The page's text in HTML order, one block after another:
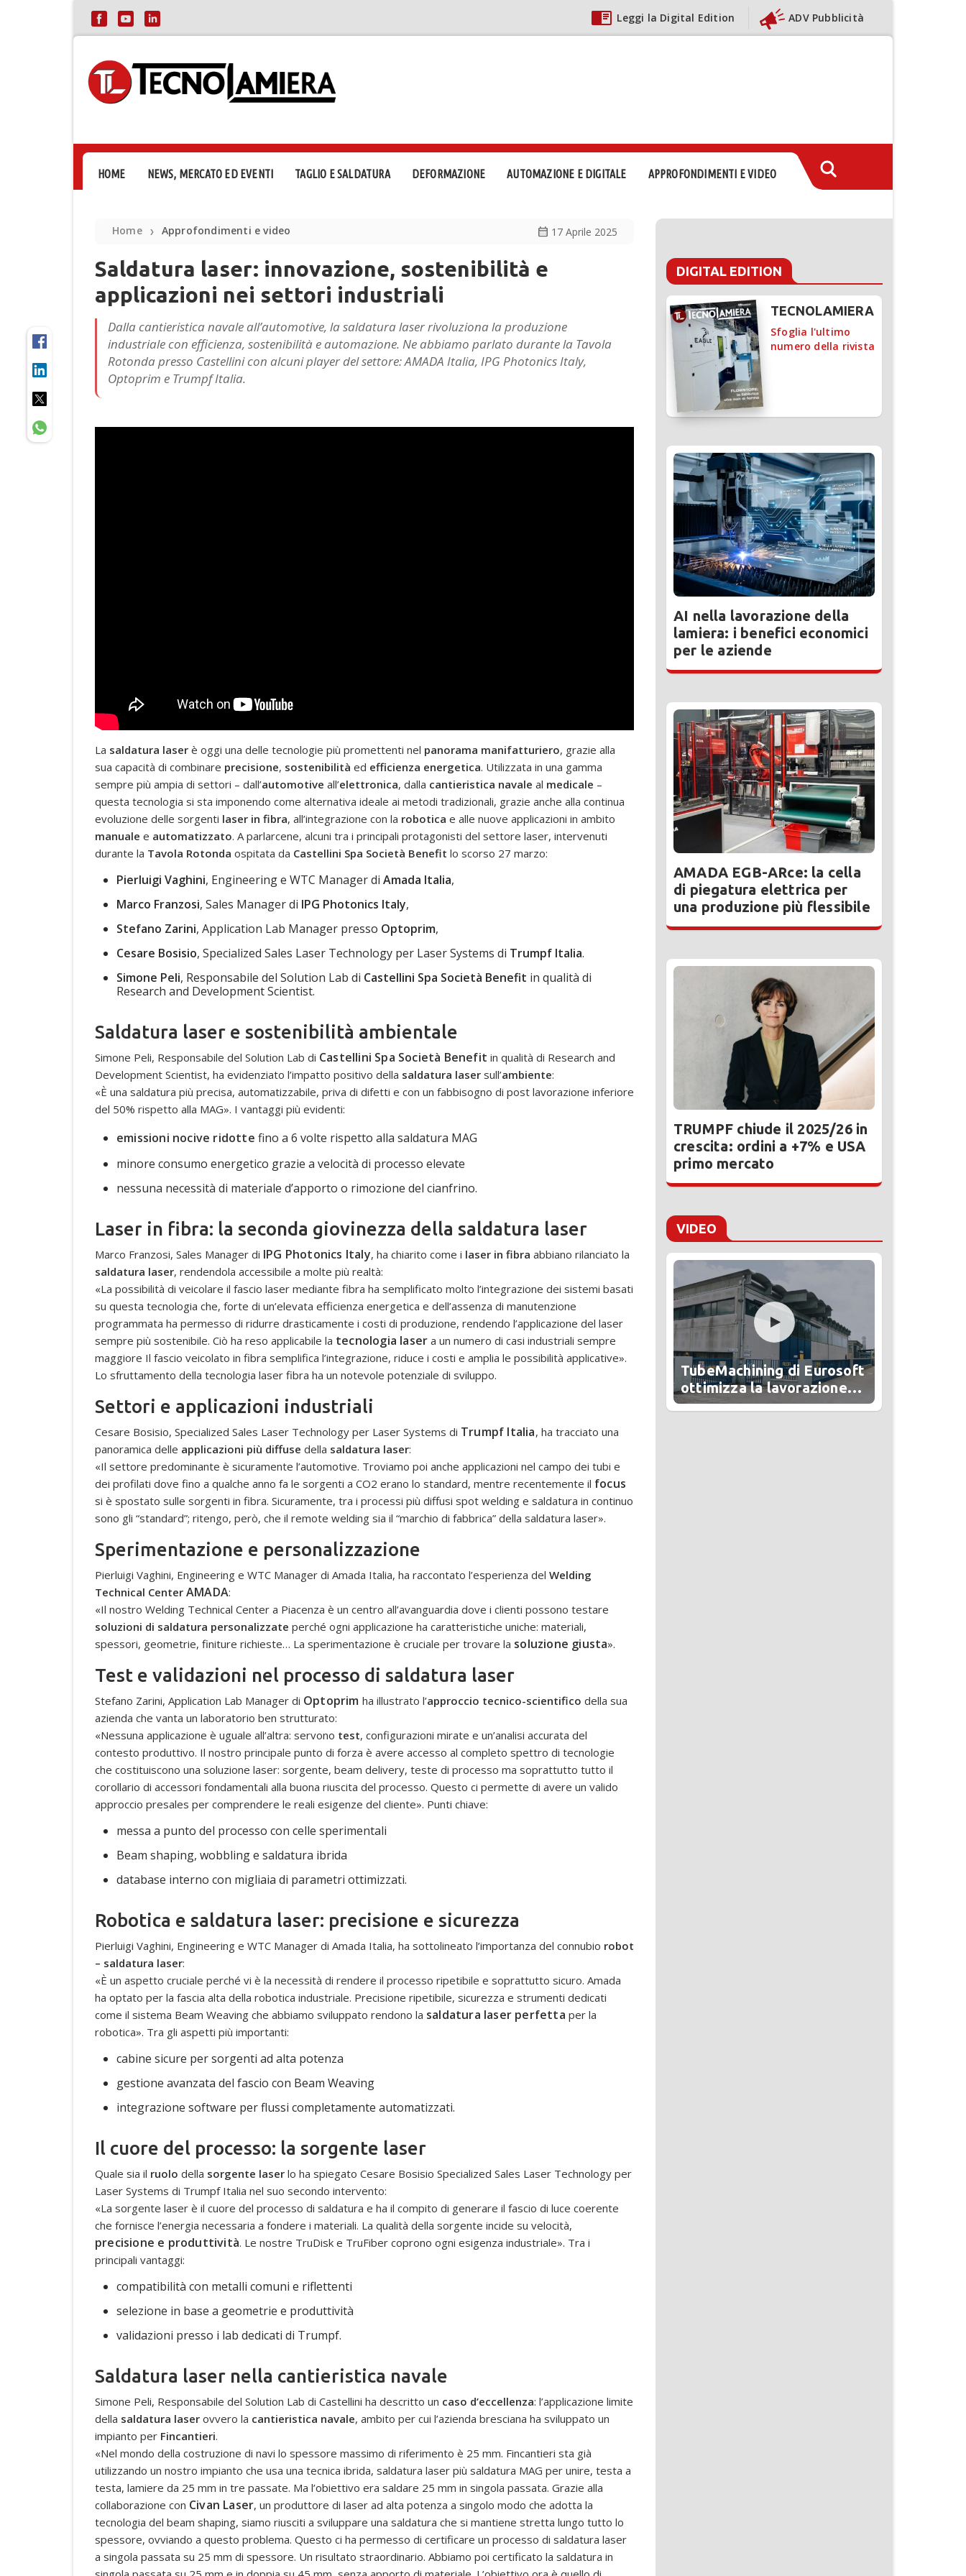
Leggi la Digital Edition ADV Pubblicità
HOME NEWS, MERCATO ED EVENTI TAGLIO E SALDATURA DEFORMAZIONE AUTOMAZIONE E DIGITALE APPROFONDIMENTI E VIDEO
Home ❯ Approfondimenti e video calendar_month 17 Aprile 2025
Saldatura laser: innovazione, sostenibilità e
applicazioni nei settori industriali
Dalla cantieristica navale all’automotive, la saldatura laser rivoluziona la produzione
industriale con efficienza, sostenibilità e automazione. Ne abbiamo parlato durante la Tavola
Rotonda presso Castellini con alcuni player del settore: AMADA Italia, IPG Photonics Italy,
Optoprim e Trumpf Italia.
La saldatura laser è oggi una delle tecnologie più promettenti nel panorama manifatturiero, grazie alla
sua capacità di combinare precisione, sostenibilità ed efficienza energetica. Utilizzata in una gamma
sempre più ampia di settori – dall’automotive all’elettronica, dalla cantieristica navale al medicale –
questa tecnologia si sta imponendo come alternativa ideale ai metodi tradizionali, grazie anche alla continua
evoluzione delle sorgenti laser in fibra, all’integrazione con la robotica e alle nuove applicazioni in ambito
manuale e automatizzato. A parlarcene, alcuni tra i principali protagonisti del settore laser, intervenuti
durante la Tavola Rotonda ospitata da Castellini Spa Società Benefit lo scorso 27 marzo:
Pierluigi Vaghini, Engineering e WTC Manager di Amada Italia,
Marco Franzosi, Sales Manager di IPG Photonics Italy,
Stefano Zarini, Application Lab Manager presso Optoprim,
Cesare Bosisio, Specialized Sales Laser Technology per Laser Systems di Trumpf Italia.
Simone Peli, Responsabile del Solution Lab di Castellini Spa Società Benefit in qualità di
Research and Development Scientist.
Saldatura laser e sostenibilità ambientale
Simone Peli, Responsabile del Solution Lab di Castellini Spa Società Benefit in qualità di Research and
Development Scientist, ha evidenziato l’impatto positivo della saldatura laser sull’ambiente:
«È una saldatura più precisa, automatizzabile, priva di difetti e con un fabbisogno di post lavorazione inferiore
del 50% rispetto alla MAG». I vantaggi più evidenti:
emissioni nocive ridotte fino a 6 volte rispetto alla saldatura MAG
minore consumo energetico grazie a velocità di processo elevate
nessuna necessità di materiale d’apporto o rimozione del cianfrino.
Laser in fibra: la seconda giovinezza della saldatura laser
Marco Franzosi, Sales Manager di IPG Photonics Italy, ha chiarito come i laser in fibra abbiano rilanciato la
saldatura laser, rendendola accessibile a molte più realtà:
«La possibilità di veicolare il fascio laser mediante fibra ha semplificato molto l’integrazione dei sistemi basati
su questa tecnologia che, forte di un’elevata efficienza energetica e dell’assenza di manutenzione
programmata ha permesso di ridurre drasticamente i costi di produzione, rendendo l’applicazione del laser
sempre più sostenibile. Ciò ha reso applicabile la tecnologia laser a un numero di casi industriali sempre
maggiore Il fascio veicolato in fibra semplifica l’integrazione, riduce i costi e amplia le possibilità applicative».
Lo sfruttamento della tecnologia laser fibra ha un notevole potenziale di sviluppo.
Settori e applicazioni industriali
Cesare Bosisio, Specialized Sales Laser Technology per Laser Systems di Trumpf Italia, ha tracciato una
panoramica delle applicazioni più diffuse della saldatura laser:
«Il settore predominante è sicuramente l’automotive. Troviamo poi anche applicazioni nel campo dei tubi e
dei profilati dove fino a qualche anno fa le sorgenti a CO2 erano lo standard, mentre recentemente il focus
si è spostato sulle sorgenti in fibra. Sicuramente, tra i processi più diffusi spot welding e saldatura in continuo
sono gli “standard”; ritengo, però, che il remote welding sia il “marchio di fabbrica” della saldatura laser».
Sperimentazione e personalizzazione
Pierluigi Vaghini, Engineering e WTC Manager di Amada Italia, ha raccontato l’esperienza del Welding
Technical Center AMADA:
«Il nostro Welding Technical Center a Piacenza è un centro all’avanguardia dove i clienti possono testare
soluzioni di saldatura personalizzate perché ogni applicazione ha caratteristiche uniche: materiali,
spessori, geometrie, finiture richieste… La sperimentazione è cruciale per trovare la soluzione giusta».
Test e validazioni nel processo di saldatura laser
Stefano Zarini, Application Lab Manager di Optoprim ha illustrato l’approccio tecnico-scientifico della sua
azienda che vanta un laboratorio ben strutturato:
«Nessuna applicazione è uguale all’altra: servono test, configurazioni mirate e un’analisi accurata del
contesto produttivo. Il nostro principale punto di forza è avere accesso al completo spettro di tecnologie
che costituiscono una soluzione laser: sorgente, beam delivery, teste di processo ma soprattutto tutto il
corollario di accessori fondamentali alla buona riuscita del processo. Questo ci permette di avere un valido
approccio presales per comprendere le reali esigenze del cliente». Punti chiave:
messa a punto del processo con celle sperimentali
Beam shaping, wobbling e saldatura ibrida
database interno con migliaia di parametri ottimizzati.
Robotica e saldatura laser: precisione e sicurezza
Pierluigi Vaghini, Engineering e WTC Manager di Amada Italia, ha sottolineato l’importanza del connubio robot
– saldatura laser:
«È un aspetto cruciale perché vi è la necessità di rendere il processo ripetibile e soprattutto sicuro. Amada
ha optato per la fascia alta della robotica industriale. Precisione ripetibile, sicurezza e strumenti dedicati
come il sistema Beam Weaving che abbiamo sviluppato rendono la saldatura laser perfetta per la
robotica». Tra gli aspetti più importanti:
cabine sicure per sorgenti ad alta potenza
gestione avanzata del fascio con Beam Weaving
integrazione software per flussi completamente automatizzati.
Il cuore del processo: la sorgente laser
Quale sia il ruolo della sorgente laser lo ha spiegato Cesare Bosisio Specialized Sales Laser Technology per
Laser Systems di Trumpf Italia nel suo secondo intervento:
«La sorgente laser è il cuore del processo di saldatura e ha il compito di generare il fascio di luce coerente
che fornisce l’energia necessaria a fondere i materiali. La qualità della sorgente incide su velocità,
precisione e produttività. Le nostre TruDisk e TruFiber coprono ogni esigenza industriale». Tra i
principali vantaggi:
compatibilità con metalli comuni e riflettenti
selezione in base a geometrie e produttività
validazioni presso i lab dedicati di Trumpf.
Saldatura laser nella cantieristica navale
Simone Peli, Responsabile del Solution Lab di Castellini ha descritto un caso d’eccellenza: l’applicazione limite
della saldatura laser ovvero la cantieristica navale, ambito per cui l’azienda bresciana ha sviluppato un
impianto per Fincantieri.
«Nel mondo della costruzione di navi lo spessore massimo di riferimento è 25 mm. Fincantieri sta già
utilizzando un nostro impianto che usa una tecnica ibrida, saldatura laser più saldatura MAG per unire, testa a
testa, lamiere da 25 mm in tre passate. Ma l’obiettivo era saldare 25 mm in singola passata. Grazie alla
collaborazione con Civan Laser, un produttore di laser ad alta potenza a singolo modo che adotta la
tecnologia del beam shaping, siamo riusciti a sviluppare una saldatura che si mantiene stretta lungo tutto lo
spessore, ovviando a questo problema. Questo ci ha permesso di certificare un processo di saldatura laser
a singola passata su 25 mm di spessore. Un risultato straordinario. Abbiamo poi certificato la saldatura in
DIGITAL EDITION
TECNOLAMIERA
Sfoglia l'ultimo
numero della rivista
AI nella lavorazione della
lamiera: i benefici economici
per le aziende
AMADA EGB-ARce: la cella
di piegatura elettrica per
una produzione più flessibile
TRUMPF chiude il 2025/26 in
crescita: ordini a +7% e USA
primo mercato
VIDEO
TubeMachining di Eurosoft
ottimizza la lavorazione
del tubo in Alesa